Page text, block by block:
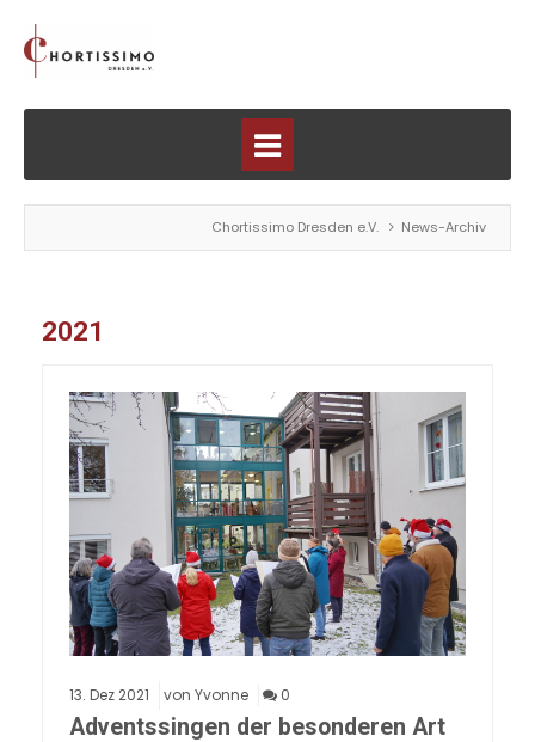
Chortissimo Dresden e.V. News-Archiv
2021
13. Dez 2021 von Yvonne 0
Adventssingen der besonderen Art